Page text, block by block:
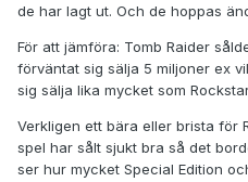
de har lagt ut. Och de hoppas
För att jämföra: Tomb Raider
förväntat sig sälja 5 miljoner ex
sig sälja lika mycket som
Verkligen ett bära eller brista för
spel har sålt sjukt bra så det
ser hur mycket Special Edition